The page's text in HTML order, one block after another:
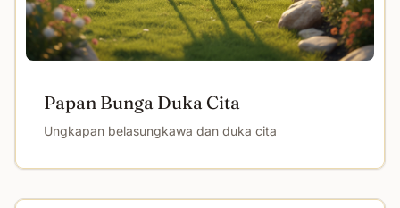
Papan Bunga Duka Cita
Ungkapan belasungkawa dan duka cita